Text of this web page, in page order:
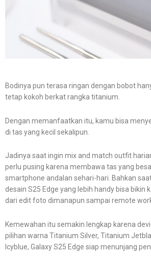
Bodinya pun terasa ringan dengan bobot
tetap kokoh berkat rangka titanium.
Dengan memanfaatkan itu, kamu bisa
di tas yang kecil sekalipun.
Jadinya saat ingin mix and match outfit
perlu pusing karena membawa tas yang
smartphone andalan sehari-hari. Bahkan
desain S25 Edge yang lebih handy bisa bikin
dari edit foto dimanapun sampai remote
Kemewahan itu semakin lengkap karena
pilihan warna Titanium Silver, Titanium
Icyblue, Galaxy S25 Edge siap menunjang